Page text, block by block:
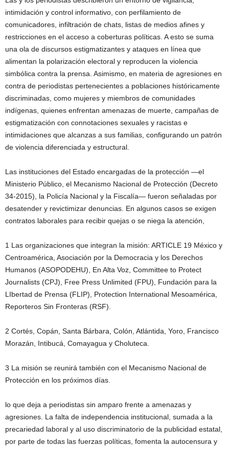
intimidación y control informativo, con perfilamiento de
comunicadores, infiltración de chats, listas de medios afines y
restricciones en el acceso a coberturas políticas. A esto se suma
una ola de discursos estigmatizantes y ataques en línea que
alimentan la polarización electoral y reproducen la violencia
simbólica contra la prensa. Asimismo, en materia de agresiones en
contra de periodistas pertenecientes a poblaciones históricamente
discriminadas, como mujeres y miembros de comunidades
indígenas, quienes enfrentan amenazas de muerte, campañas de
estigmatización con connotaciones sexuales y racistas e
intimidaciones que alcanzas a sus familias, configurando un patrón
de violencia diferenciada y estructural.
Las instituciones del Estado encargadas de la protección —el
Ministerio Público, el Mecanismo Nacional de Protección (Decreto
34-2015), la Policía Nacional y la Fiscalía— fueron señaladas por
desatender y revictimizar denuncias. En algunos casos se exigen
contratos laborales para recibir quejas o se niega la atención,
1 Las organizaciones que integran la misión: ARTICLE 19 México y
Centroamérica, Asociación por la Democracia y los Derechos
Humanos (ASOPODEHU), En Alta Voz, Committee to Protect
Journalists (CPJ), Free Press Unlimited (FPU), Fundación para la
LIbertad de Prensa (FLIP), Protection International Mesoamérica,
Reporteros Sin Fronteras (RSF).
2 Cortés, Copán, Santa Bárbara, Colón, Atlántida, Yoro, Francisco
Morazán, Intibucá, Comayagua y Choluteca.
3 La misión se reunirá también con el Mecanismo Nacional de
Protección en los próximos días.
lo que deja a periodistas sin amparo frente a amenazas y
agresiones. La falta de independencia institucional, sumada a la
precariedad laboral y al uso discriminatorio de la publicidad estatal,
por parte de todas las fuerzas políticas, fomenta la autocensura y